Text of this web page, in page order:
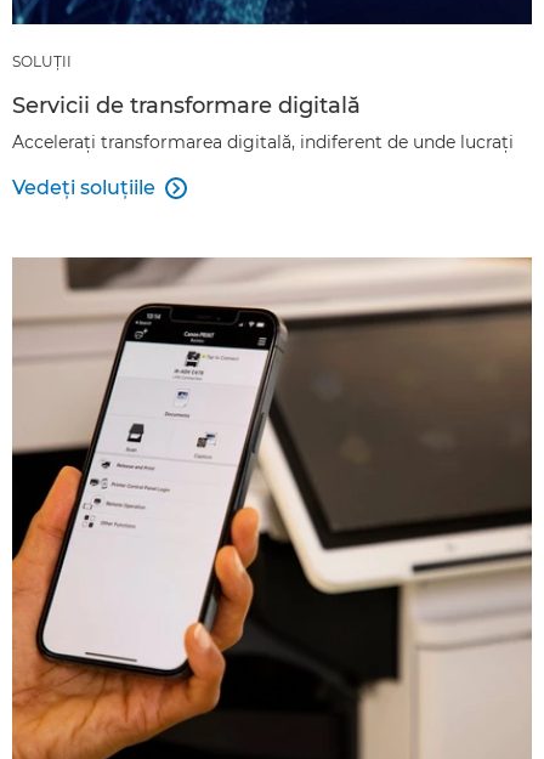
SOLUŢII
Servicii de transformare digitală
Acceleraţi transformarea digitală, indiferent de unde lucraţi
Vedeţi soluţiile 